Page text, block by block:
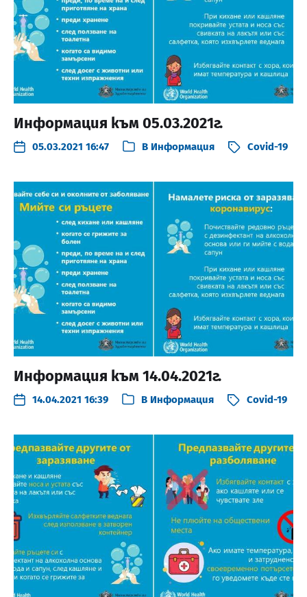
Информация към 05.03.2021г.
05.03.2021 16:47 В Информация Covid-19
Информация към 14.04.2021г.
14.04.2021 16:39 В Информация Covid-19